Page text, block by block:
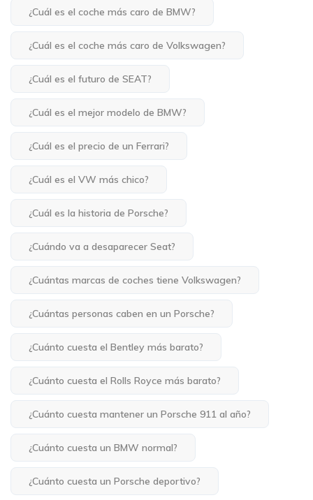
¿Cuál es el coche más caro de BMW?
¿Cuál es el coche más caro de Volkswagen?
¿Cuál es el futuro de SEAT?
¿Cuál es el mejor modelo de BMW?
¿Cuál es el precio de un Ferrari?
¿Cuál es el VW más chico?
¿Cuál es la historia de Porsche?
¿Cuándo va a desaparecer Seat?
¿Cuántas marcas de coches tiene Volkswagen?
¿Cuántas personas caben en un Porsche?
¿Cuánto cuesta el Bentley más barato?
¿Cuánto cuesta el Rolls Royce más barato?
¿Cuánto cuesta mantener un Porsche 911 al año?
¿Cuánto cuesta un BMW normal?
¿Cuánto cuesta un Porsche deportivo?